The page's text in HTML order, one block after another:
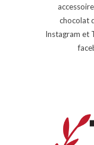
chocolat
Instagram et